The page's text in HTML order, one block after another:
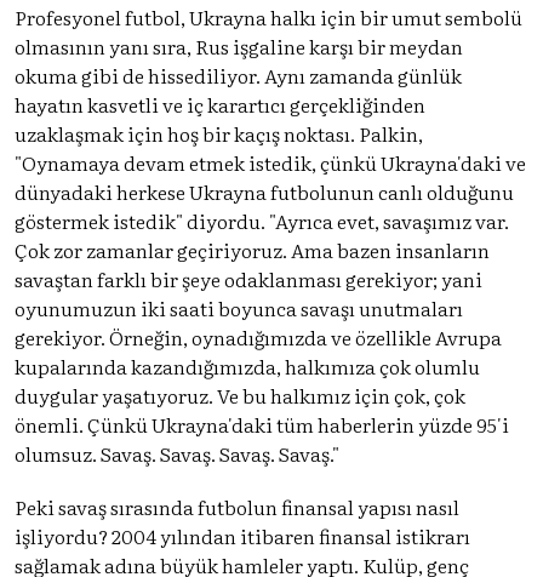
Profesyonel futbol, Ukrayna halkı için bir umut sembolü
olmasının yanı sıra, Rus işgaline karşı bir meydan
okuma gibi de hissediliyor. Aynı zamanda günlük
hayatın kasvetli ve iç karartıcı gerçekliğinden
uzaklaşmak için hoş bir kaçış noktası. Palkin,
"Oynamaya devam etmek istedik, çünkü Ukrayna'daki ve
dünyadaki herkese Ukrayna futbolunun canlı olduğunu
göstermek istedik" diyordu. "Ayrıca evet, savaşımız var.
Çok zor zamanlar geçiriyoruz. Ama bazen insanların
savaştan farklı bir şeye odaklanması gerekiyor; yani
oyunumuzun iki saati boyunca savaşı unutmaları
gerekiyor. Örneğin, oynadığımızda ve özellikle Avrupa
kupalarında kazandığımızda, halkımıza çok olumlu
duygular yaşatıyoruz. Ve bu halkımız için çok, çok
önemli. Çünkü Ukrayna'daki tüm haberlerin yüzde 95'i
olumsuz. Savaş. Savaş. Savaş. Savaş."
Peki savaş sırasında futbolun finansal yapısı nasıl
işliyordu? 2004 yılından itibaren finansal istikrarı
sağlamak adına büyük hamleler yaptı. Kulüp, genç